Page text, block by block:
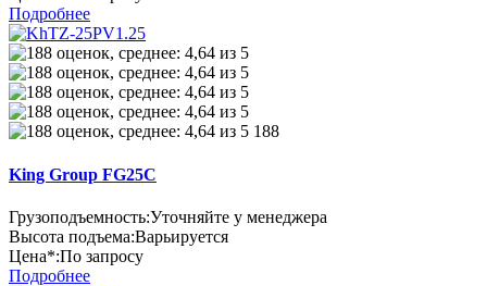
Подробнее
188
King Group FG25C
Грузоподъемность:Уточняйте у менеджера
Высота подъема:Варьируется
Цена*:По запросу
Подробнее